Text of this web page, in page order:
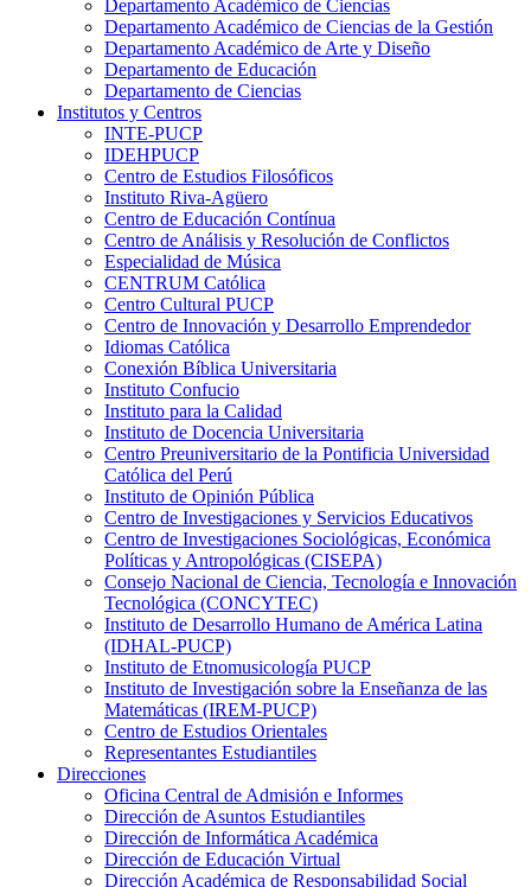
Departamento Académico de Ciencias
Departamento Académico de Ciencias de la Gestión
Departamento Académico de Arte y Diseño
Departamento de Educación
Departamento de Ciencias
Institutos y Centros
INTE-PUCP
IDEHPUCP
Centro de Estudios Filosóficos
Instituto Riva-Agüero
Centro de Educación Contínua
Centro de Análisis y Resolución de Conflictos
Especialidad de Música
CENTRUM Católica
Centro Cultural PUCP
Centro de Innovación y Desarrollo Emprendedor
Idiomas Católica
Conexión Bíblica Universitaria
Instituto Confucio
Instituto para la Calidad
Instituto de Docencia Universitaria
Centro Preuniversitario de la Pontificia Universidad
Católica del Perú
Instituto de Opinión Pública
Centro de Investigaciones y Servicios Educativos
Centro de Investigaciones Sociológicas, Económica
Políticas y Antropológicas (CISEPA)
Consejo Nacional de Ciencia, Tecnología e Innovación
Tecnológica (CONCYTEC)
Instituto de Desarrollo Humano de América Latina
(IDHAL-PUCP)
Instituto de Etnomusicología PUCP
Instituto de Investigación sobre la Enseñanza de las
Matemáticas (IREM-PUCP)
Centro de Estudios Orientales
Representantes Estudiantiles
Direcciones
Oficina Central de Admisión e Informes
Dirección de Asuntos Estudiantiles
Dirección de Informática Académica
Dirección de Educación Virtual
Dirección Académica de Responsabilidad Social